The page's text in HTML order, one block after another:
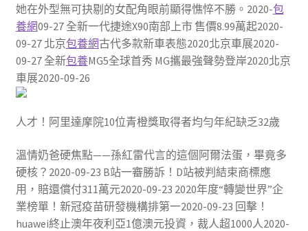
她在外型無可抉剔的女配角眼前顯得憔悴不勝。2020-包
養網09-27 全新一代捷途X90南部上市 售價8.99萬起2020-
09-27 北京包養網古代多款新車表態2020北京車展2020-
09-27 全新包養MG5全球首秀 MG攜最強聲勢登岸2020北京
車展2020-09-26
人才！阿里達摩院10位青橙獎取得者均勻年紀缺乏32歲
溫情奶爸硬焦點——孫紅雷代言的這個阿爾法蛋，畢竟多
硬核？2020-09-23 B站一審勝訴！D站被判結束商標應
用，賠還償付311萬元2020-09-23 2020年度“轉變世界”企
業榜單！新冠疫苗研發機構排第一2020-09-23 回擊！
huawei終止澳年夜利亞1億澳元投資，裁人超1000人2020-